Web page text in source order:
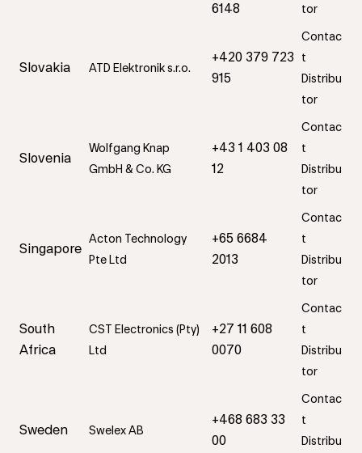
6148
tor
Slovakia ATD Elektronik s.r.o.
+420 379 723
915
Contac
t
Distribu
tor
Slovenia
Wolfgang Knap
GmbH & Co. KG
+43 1 403 08
12
Contac
t
Distribu
tor
Singapore
Acton Technology
Pte Ltd
+65 6684
2013
Contac
t
Distribu
tor
South
Africa
CST Electronics (Pty)
Ltd
+27 11 608
0070
Contac
t
Distribu
tor
Sweden Swelex AB
+468 683 33
00
Contac
t
Distribu